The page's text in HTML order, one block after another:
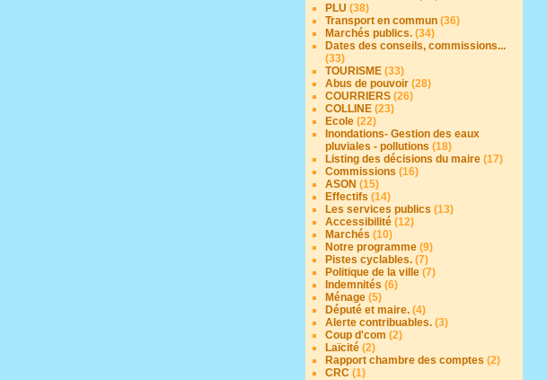
PLU (38)
Transport en commun (36)
Marchés publics. (34)
Dates des conseils, commissions...
(33)
TOURISME (33)
Abus de pouvoir (28)
COURRIERS (26)
COLLINE (23)
Ecole (22)
Inondations- Gestion des eaux
pluviales - pollutions (18)
Listing des décisions du maire (17)
Commissions (16)
ASON (15)
Effectifs (14)
Les services publics (13)
Accessibilité (12)
Marchés (10)
Notre programme (9)
Pistes cyclables. (7)
Politique de la ville (7)
Indemnités (6)
Ménage (5)
Député et maire. (4)
Alerte contribuables. (3)
Coup d'com (2)
Laïcité (2)
Rapport chambre des comptes (2)
CRC (1)